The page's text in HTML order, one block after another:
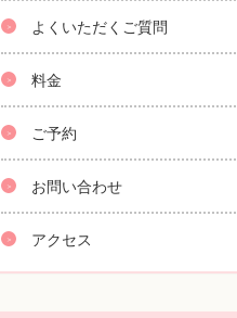
よくいただくご質問
料金
ご予約
お問い合わせ
アクセス